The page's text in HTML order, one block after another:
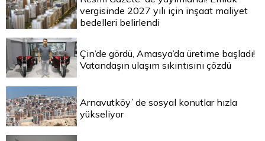
vergisinde 2027 yılı için inşaat maliyet
bedelleri belirlendi
Çin’de gördü, Amasya’da üretime başladı!
Vatandaşın ulaşım sıkıntısını çözdü
Arnavutköy`de sosyal konutlar hızla
yükseliyor